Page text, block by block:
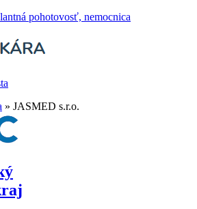
pohotovosť, nemocnica
» JASMED s.r.o.